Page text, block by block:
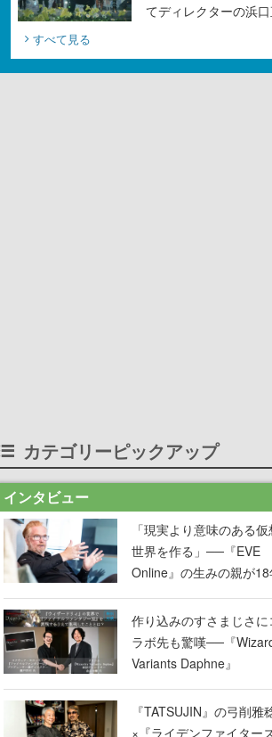
てディレクターの浜
すべて見る
カテゴリーピックアップ
インタビュー
「現実より意味のある仮
世界を作る」──『EVE
Online』の生みの親が
掲げ続ける”クレイジー
言”は、比喩ではなく本気
った
作り込みのすさまじさに
ラボ先も驚嘆──『
Variants Daphne』
×『FFXI』コラボが期間
定なのにジョブもキャラ
武器も戦闘システムもワ
『TATSUJIN』の弓削雅
×『ライデンファイター